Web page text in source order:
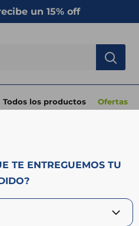
un 15% off
TE ENTREGUEMOS TU
Todos los productos Ofertas
. ⚡ ☕ 🥪